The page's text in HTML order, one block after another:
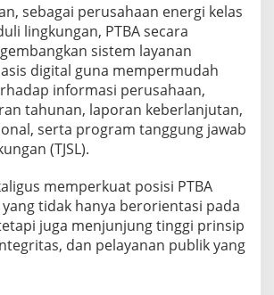
sebagai perusahaan energi kelas
lingkungan, PTBA secara
sistem layanan
digital guna mempermudah
informasi perusahaan,
tahunan, laporan keberlanjutan,
serta program tanggung jawab
(TJSL).
memperkuat posisi PTBA
yang tidak hanya berorientasi pada
juga menjunjung tinggi prinsip
dan pelayanan publik yang